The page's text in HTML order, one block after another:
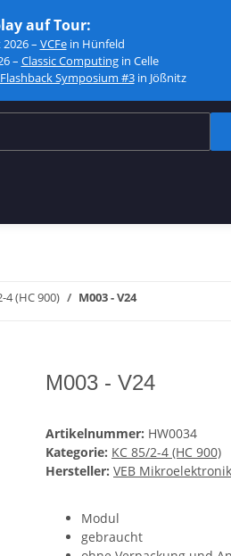
auf Tour:
– VCFein Hünfeld
– Classic Computingin Celle
Flashback Symposium #3in Jößnitz
4 (HC 900) M003 - V24
M003 - V24
Artikelnummer: HW0034
Kategorie: KC 85/2-4 (HC 900)
Hersteller: VEB
Modul
gebraucht